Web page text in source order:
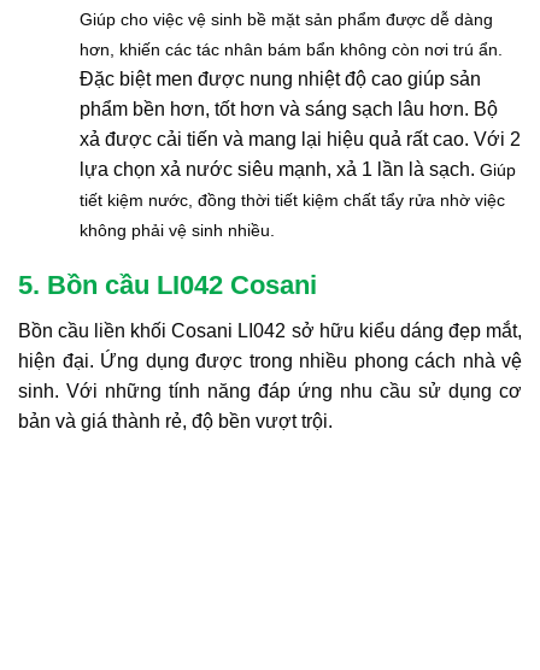
Giúp cho việc vệ sinh bề mặt sản phẩm được dễ dàng
hơn, khiến các tác nhân bám bẩn không còn nơi trú ẩn.
Đặc biệt men được nung nhiệt độ cao giúp sản
phẩm bền hơn, tốt hơn và sáng sạch lâu hơn. Bộ
xả được cải tiến và mang lại hiệu quả rất cao. Với 2
lựa chọn xả nước siêu mạnh, xả 1 lần là sạch. Giúp
tiết kiệm nước, đồng thời tiết kiệm chất tẩy rửa nhờ việc
không phải vệ sinh nhiều.
5. Bồn cầu LI042 Cosani
Bồn cầu liền khối Cosani LI042 sở hữu kiểu dáng đẹp mắt,
hiện đại. Ứng dụng được trong nhiều phong cách nhà vệ
sinh. Với những tính năng đáp ứng nhu cầu sử dụng cơ
bản và giá thành rẻ, độ bền vượt trội.